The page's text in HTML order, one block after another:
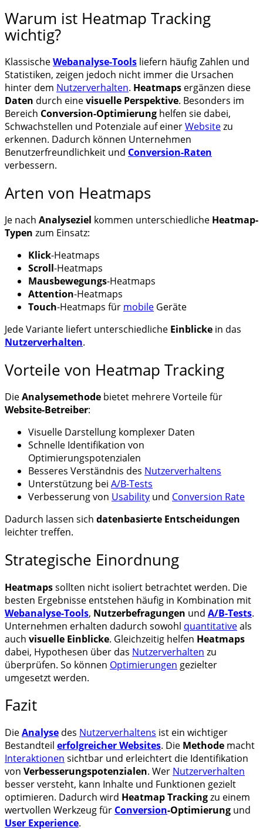
Warum ist Heatmap Tracking
wichtig?
KlassischeWebanalyse-Tools liefern häufig Zahlen und
Statistiken, zeigen jedoch nicht immer die Ursachen
hinter dem Nutzerverhalten. Heatmaps ergänzen diese
Daten durch einevisuelle Perspektive. Besonders im
Bereich Conversion-Optimierung helfen sie dabei,
Schwachstellen und Potenziale auf einerWebsitezu
erkennen. Dadurch können Unternehmen
Benutzerfreundlichkeit und Conversion-Raten
verbessern.
Arten von Heatmaps
Je nach Analyseziel kommen unterschiedliche Heatmap-
Typen zum Einsatz:
Klick-Heatmaps
Scroll-Heatmaps
Mausbewegungs-Heatmaps
Attention-Heatmaps
Touch-Heatmaps für mobile Geräte
Jede Variante liefert unterschiedliche Einblicke in das
Nutzerverhalten.
Vorteile von Heatmap Tracking
DieAnalysemethode bietet mehrere Vorteile für
Website-Betreiber:
Visuelle Darstellung komplexer Daten
Schnelle Identifikation von
Optimierungspotenzialen
Besseres Verständnis des Nutzerverhaltens
Unterstützung bei A/B-Tests
Verbesserung von Usability und Conversion Rate
Dadurch lassen sich datenbasierte Entscheidungen
leichter treffen.
Strategische Einordnung
Heatmapssollten nicht isoliert betrachtet werden. Die
besten Ergebnisse entstehen häufig in Kombination mit
Webanalyse-Tools, Nutzerbefragungen und A/B-Tests.
Unternehmen erhalten dadurch sowohl quantitativeals
auch visuelle Einblicke. Gleichzeitig helfen Heatmaps
dabei, Hypothesen über das Nutzerverhalten zu
überprüfen. So können Optimierungen gezielter
umgesetzt werden.
Fazit
DieAnalyse des Nutzerverhaltens ist ein wichtiger
Bestandteil erfolgreicher Websites. Die Methode macht
Interaktionen sichtbar und erleichtert die Identifikation
von Verbesserungspotenzialen. Wer Nutzerverhalten
besser versteht, kann Inhalte und Funktionen gezielt
optimieren. Dadurch wird Heatmap Trackingzu einem
wertvollen Werkzeug für Conversion-Optimierung und
User Experience.